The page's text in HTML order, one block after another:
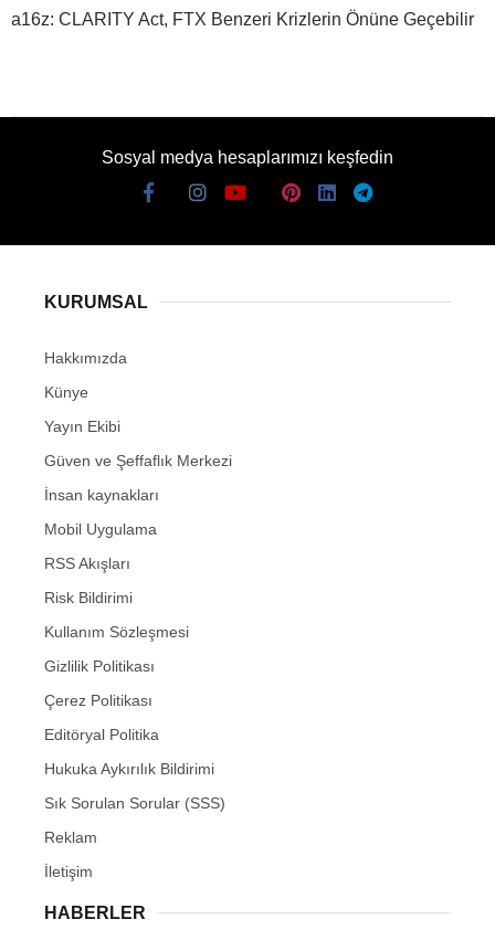
a16z: CLARITY Act, FTX Benzeri Krizlerin Önüne Geçebilir
Sosyal medya hesaplarımızı keşfedin
KURUMSAL
Hakkımızda
Künye
Yayın Ekibi
Güven ve Şeffaflık Merkezi
İnsan kaynakları
Mobil Uygulama
RSS Akışları
Risk Bildirimi
Kullanım Sözleşmesi
Gizlilik Politikası
Çerez Politikası
Editöryal Politika
Hukuka Aykırılık Bildirimi
Sık Sorulan Sorular (SSS)
Reklam
İletişim
HABERLER